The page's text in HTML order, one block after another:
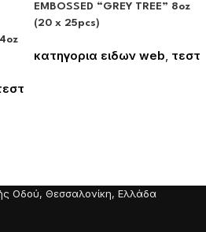
EMBOSSED “GREY TREE” 8oz
(20 x 25pcs)
κατηγορια ειδων web, τεστ
Οδού, Θεσσαλονίκη, Ελλάδα